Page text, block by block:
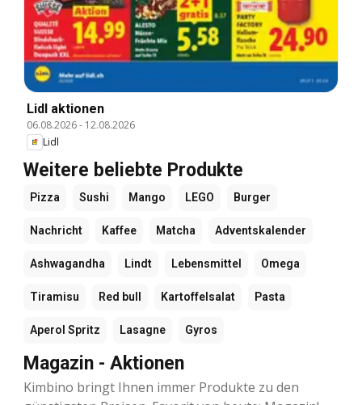
Lidl aktionen
06.08.2026- 12.08.2026
Lidl
Weitere beliebte Produkte
Pizza Sushi Mango LEGO Burger
Nachricht Kaffee Matcha Adventskalender
Ashwagandha Lindt Lebensmittel Omega
Tiramisu Red bull Kartoffelsalat Pasta
Aperol Spritz Lasagne Gyros
Magazin - Aktionen
Kimbino bringt Ihnen immer Produkte zu den